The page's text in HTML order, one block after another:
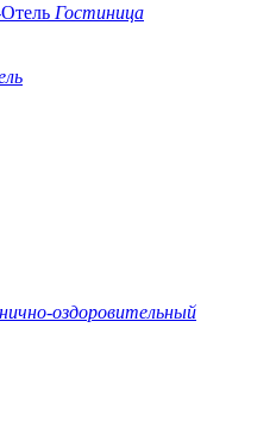
Гостиница
оздоровительный